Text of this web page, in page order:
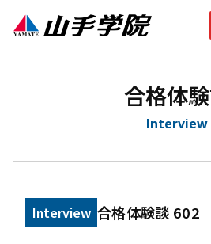
合格体
Interview
Interview 合格体験談 602